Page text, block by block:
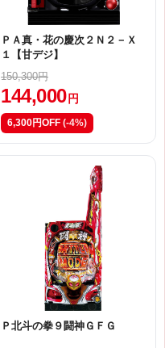
ＰＡ真・花の慶次２Ｎ２－Ｘ
１【甘デジ】
150,300円
144,000 円
6,300円OFF (-4%)
Ｐ北斗の拳９闘神ＧＦＧ